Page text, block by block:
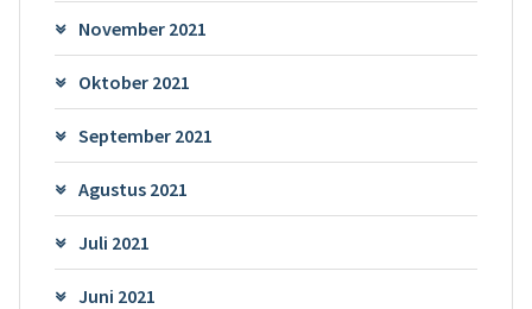
November 2021
Oktober 2021
September 2021
Agustus 2021
Juli 2021
Juni 2021